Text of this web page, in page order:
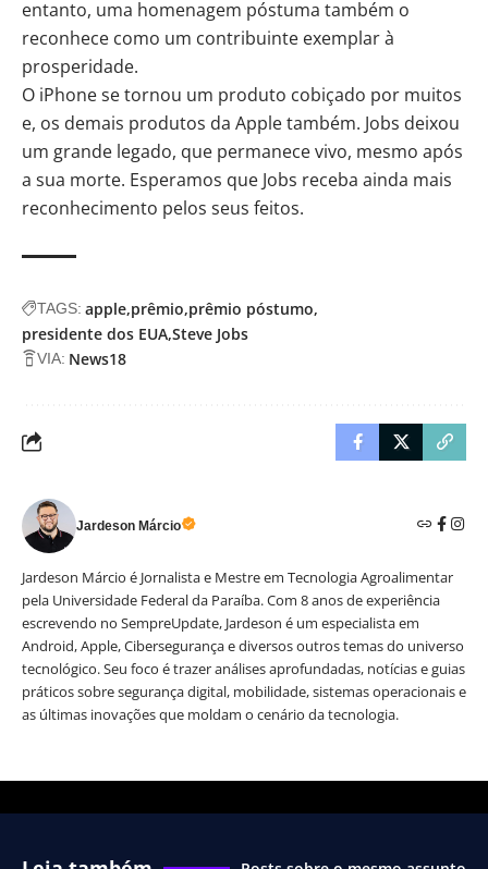
entanto, uma homenagem póstuma também o
reconhece como um contribuinte exemplar à
prosperidade.
O iPhone se tornou um produto cobiçado por muitos
e, os demais produtos da Apple também. Jobs deixou
um grande legado, que permanece vivo, mesmo após
a sua morte. Esperamos que Jobs receba ainda mais
reconhecimento pelos seus feitos.
TAGS: apple prêmio prêmio póstumo
presidente dos EUA Steve Jobs
VIA: News18
Jardeson Márcio
Jardeson Márcio é Jornalista e Mestre em Tecnologia Agroalimentar
pela Universidade Federal da Paraíba. Com 8 anos de experiência
escrevendo no SempreUpdate, Jardeson é um especialista em
Android, Apple, Cibersegurança e diversos outros temas do universo
tecnológico. Seu foco é trazer análises aprofundadas, notícias e guias
práticos sobre segurança digital, mobilidade, sistemas operacionais e
as últimas inovações que moldam o cenário da tecnologia.